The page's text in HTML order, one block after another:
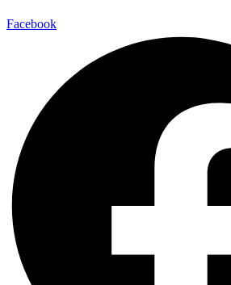
Facebook